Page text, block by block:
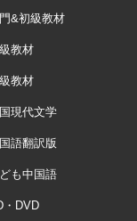
&初級教材
教材
教材
現代文学
語翻訳版
も中国語
・DVD